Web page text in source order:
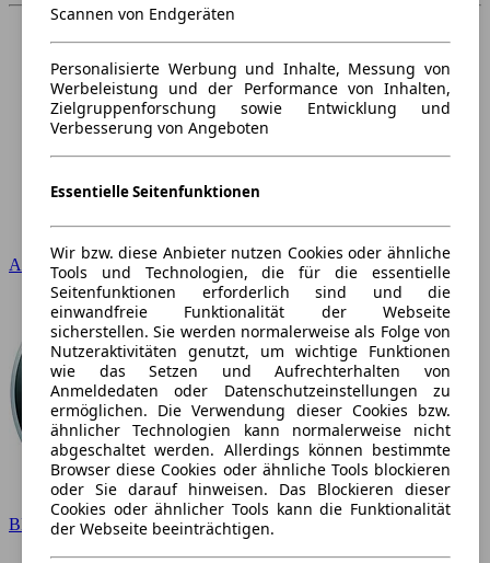
Audi
BMW
Scannen von Endgeräten
Personalisierte Werbung und Inhalte, Messung von
Werbeleistung und der Performance von Inhalten,
Zielgruppenforschung sowie Entwicklung und
Verbesserung von Angeboten
Essentielle Seitenfunktionen
Wir bzw. diese Anbieter nutzen Cookies oder ähnliche
Tools und Technologien, die für die essentielle
Seitenfunktionen erforderlich sind und die
einwandfreie Funktionalität der Webseite
sicherstellen. Sie werden normalerweise als Folge von
Nutzeraktivitäten genutzt, um wichtige Funktionen
wie das Setzen und Aufrechterhalten von
Anmeldedaten oder Datenschutzeinstellungen zu
ermöglichen. Die Verwendung dieser Cookies bzw.
ähnlicher Technologien kann normalerweise nicht
abgeschaltet werden. Allerdings können bestimmte
Browser diese Cookies oder ähnliche Tools blockieren
oder Sie darauf hinweisen. Das Blockieren dieser
Cookies oder ähnlicher Tools kann die Funktionalität
der Webseite beeinträchtigen.